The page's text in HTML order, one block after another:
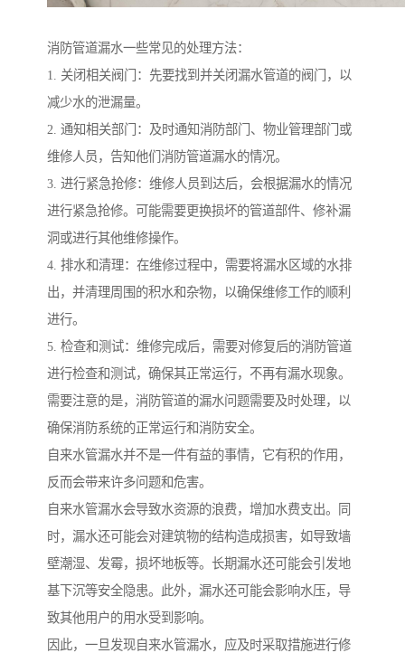
消防管道漏水一些常见的处理方法：
1. 关闭相关阀门：先要找到并关闭漏水管道的阀门，以
减少水的泄漏量。
2. 通知相关部门：及时通知消防部门、物业管理部门或
维修人员，告知他们消防管道漏水的情况。
3. 进行紧急抢修：维修人员到达后，会根据漏水的情况
进行紧急抢修。可能需要更换损坏的管道部件、修补漏
洞或进行其他维修操作。
4. 排水和清理：在维修过程中，需要将漏水区域的水排
出，并清理周围的积水和杂物，以确保维修工作的顺利
进行。
5. 检查和测试：维修完成后，需要对修复后的消防管道
进行检查和测试，确保其正常运行，不再有漏水现象。
需要注意的是，消防管道的漏水问题需要及时处理，以
确保消防系统的正常运行和消防安全。
自来水管漏水并不是一件有益的事情，它有积的作用，
反而会带来许多问题和危害。
自来水管漏水会导致水资源的浪费，增加水费支出。同
时，漏水还可能会对建筑物的结构造成损害，如导致墙
壁潮湿、发霉，损坏地板等。长期漏水还可能会引发地
基下沉等安全隐患。此外，漏水还可能会影响水压，导
致其他用户的用水受到影响。
因此，一旦发现自来水管漏水，应及时采取措施进行修